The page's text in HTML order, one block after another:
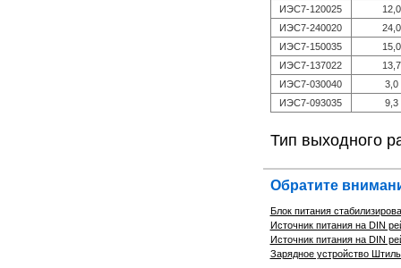
ИЭС7-120025
12,0
ИЭС7-240020
24,0
ИЭС7-150035
15,0
ИЭС7-137022
13,7
ИЭС7-030040
3,0
ИЭС7-093035
9,3
Тип выходного
Обратите
Блок питания
Источник питания на DIN
Источник питания на DIN
Зарядное устройство